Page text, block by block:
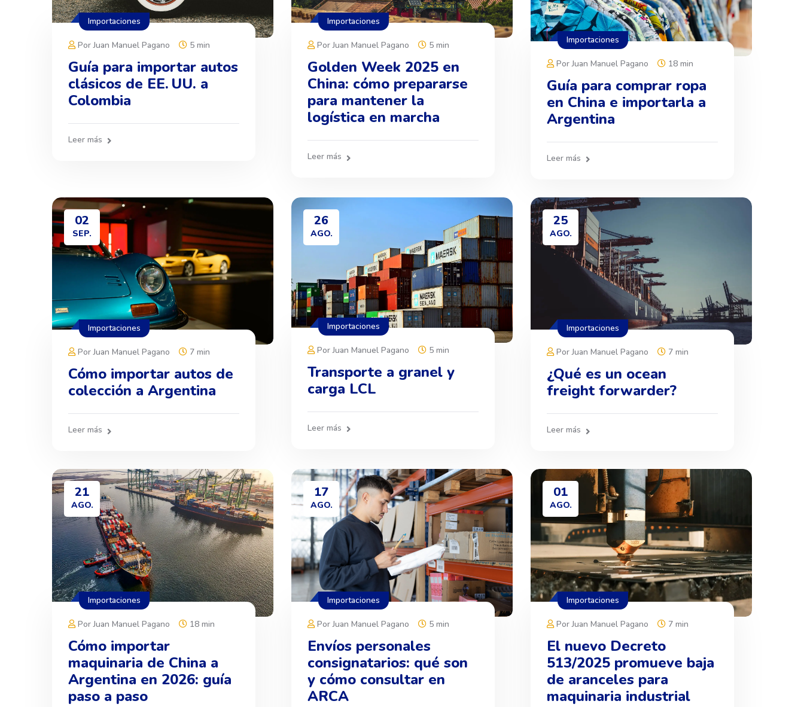
Por Juan Manuel Pagano 5 min
Guía para importar autos
clásicos de EE. UU. a
Colombia
Leer más
Importaciones
Por Juan Manuel Pagano 5 min
Golden Week 2025 en
China: cómo prepararse
para mantener la
logística en marcha
Leer más
Importaciones
Por Juan Manuel Pagano 18 min
Guía para comprar ropa
en China e importarla a
Argentina
Leer más
Importaciones
02
SEP.
Por Juan Manuel Pagano 7 min
Cómo importar autos de
colección a Argentina
Leer más
Importaciones
26
AGO.
Por Juan Manuel Pagano 5 min
Transporte a granel y
carga LCL
Leer más
Importaciones
25
AGO.
Por Juan Manuel Pagano 7 min
¿Qué es un ocean
freight forwarder?
Leer más
Importaciones
21
AGO.
Por Juan Manuel Pagano 18 min
Cómo importar
maquinaria de China a
Argentina en 2026: guía
paso a paso
Importaciones
17
AGO.
Por Juan Manuel Pagano 5 min
Envíos personales
consignatarios: qué son
y cómo consultar en
ARCA
Importaciones
01
AGO.
Por Juan Manuel Pagano 7 min
El nuevo Decreto
513/2025 promueve baja
de aranceles para
maquinaria industrial
Importaciones